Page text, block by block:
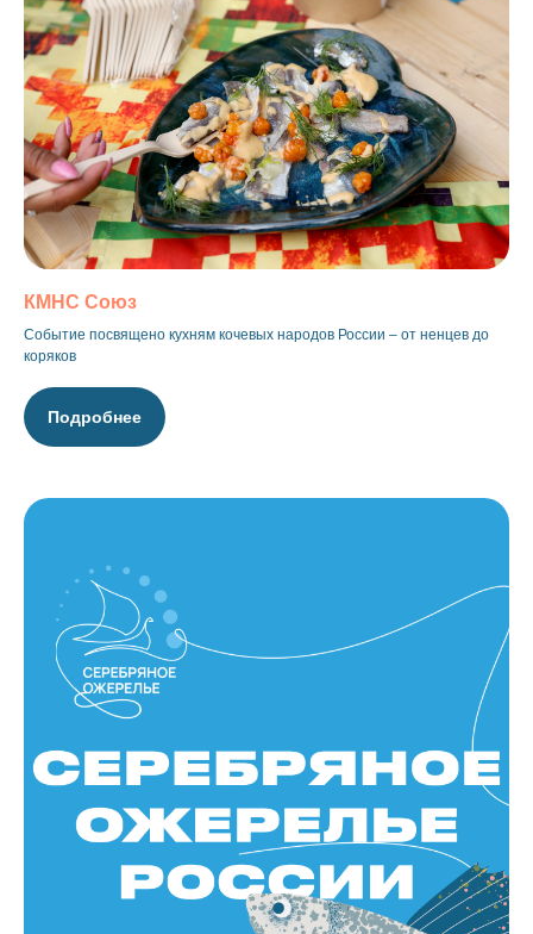
КМНС Союз
Событие посвящено кухням кочевых народов России – от ненцев до
коряков
Подробнее